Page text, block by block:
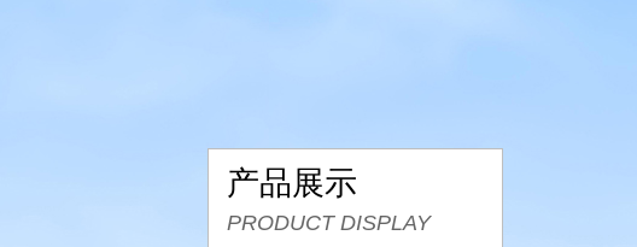
产品展示
PRODUCT DISPLAY